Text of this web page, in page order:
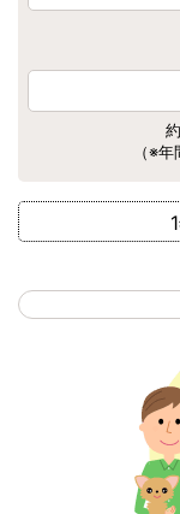
約
（※